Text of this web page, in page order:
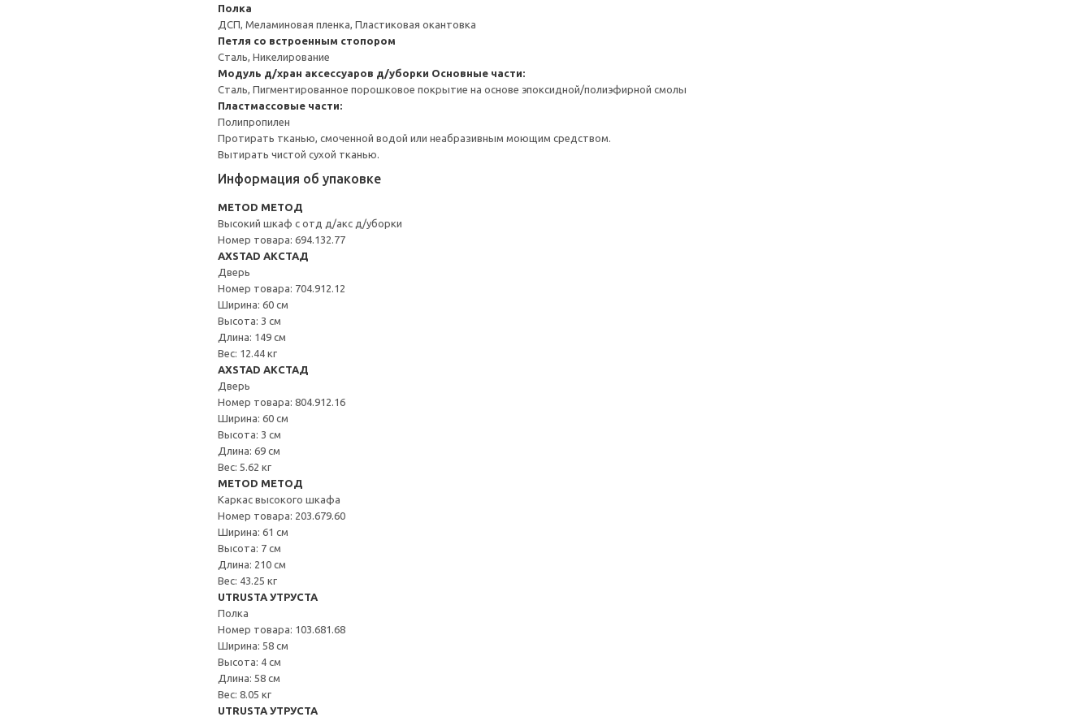
Полка
ДСП, Меламиновая пленка, Пластиковая окантовка
Петля со встроенным стопором
Сталь, Никелирование
Модуль д/хран аксессуаров д/уборки Основные части:
Сталь, Пигментированное порошковое покрытие на основе эпоксидной/полиэфирной смолы
Пластмассовые части:
Полипропилен
Протирать тканью, смоченной водой или неабразивным моющим средством.
Вытирать чистой сухой тканью.
Информация об упаковке
METOD МЕТОД
Высокий шкаф с отд д/акс д/уборки
Номер товара: 694.132.77
AXSTAD АКСТАД
Дверь
Номер товара: 704.912.12
Ширина: 60 см
Высота: 3 см
Длина: 149 см
Вес: 12.44 кг
AXSTAD АКСТАД
Дверь
Номер товара: 804.912.16
Ширина: 60 см
Высота: 3 см
Длина: 69 см
Вес: 5.62 кг
METOD МЕТОД
Каркас высокого шкафа
Номер товара: 203.679.60
Ширина: 61 см
Высота: 7 см
Длина: 210 см
Вес: 43.25 кг
UTRUSTA УТРУСТА
Полка
Номер товара: 103.681.68
Ширина: 58 см
Высота: 4 см
Длина: 58 см
Вес: 8.05 кг
UTRUSTA УТРУСТА